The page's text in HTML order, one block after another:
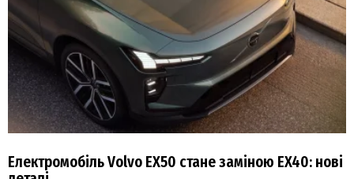
Електромобіль Volvo EX50 стане заміною EX40: нові